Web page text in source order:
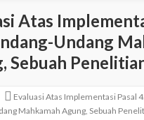
Atas
Undang
Sebuah
Evaluasi Atas Implementasi Pasal
Mahkamah Agung, Sebuah